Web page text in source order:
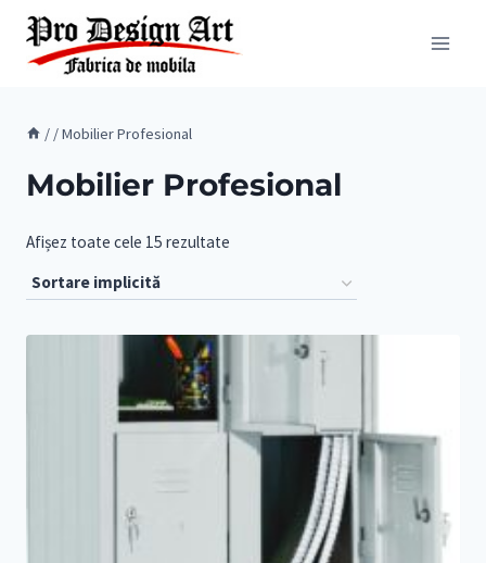
Skip
content
/ /Mobilier Profesional
Mobilier Profesional
Afișez toate cele 15 rezultate